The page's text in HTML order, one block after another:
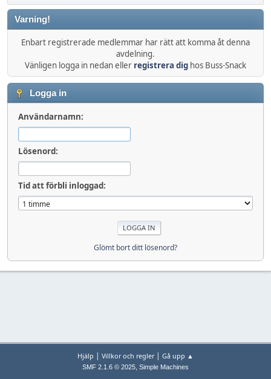
Varning!
Enbart registrerade medlemmar har rätt att komma åt denna
avdelning.
Vänligen logga in nedan eller registrera dig hos Buss-Snack
Logga in
Användarnamn:
Lösenord:
Tid att förbli inloggad:
Glömt bort ditt lösenord?
Hjälp | Villkor och regler| Gå upp ▲
SMF 2.1.6 © 2025, Simple Machines